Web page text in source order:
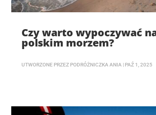
Czy warto wypoczywać
polskim morzem?
UTWORZONE PRZEZ PODRÓŻNICZKA ANIA | PAŹ 1, 2025